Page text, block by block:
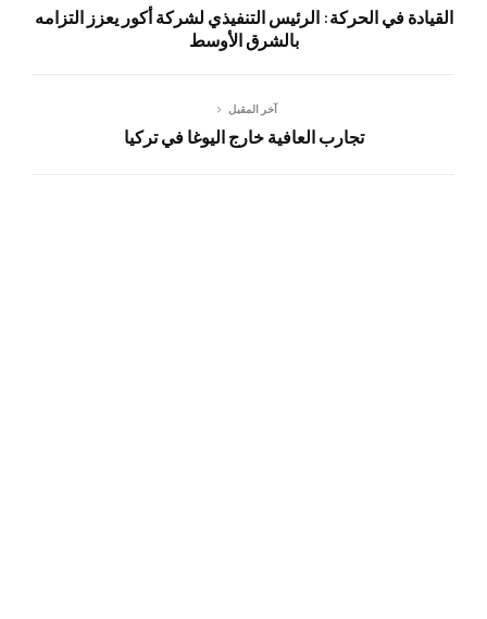
القيادة في الحركة: الرئيس التنفيذي لشركة أكور يعزز التزامه
بالشرق الأوسط
آخر المقبل
تجارب العافية خارج اليوغا في تركيا